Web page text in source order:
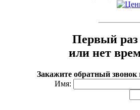
Первый раз
или нет
Закажите обратный звонок
Имя: